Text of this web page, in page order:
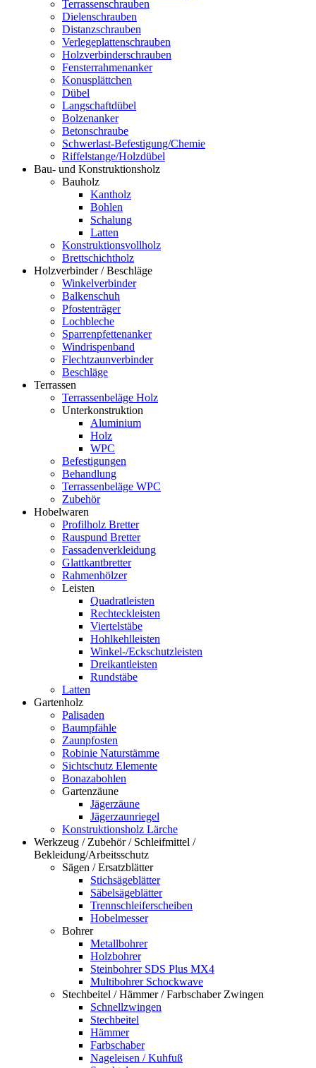
Terrassenschrauben
Dielenschrauben
Distanzschrauben
Verlegeplattenschrauben
Holzverbinderschrauben
Fensterrahmenanker
Konusplättchen
Dübel
Langschaftdübel
Bolzenanker
Betonschraube
Schwerlast-Befestigung/Chemie
Riffelstange/Holzdübel
Bau- und Konstruktionsholz
Bauholz
Kantholz
Bohlen
Schalung
Latten
Konstruktionsvollholz
Brettschichtholz
Holzverbinder / Beschläge
Winkelverbinder
Balkenschuh
Pfostenträger
Lochbleche
Sparrenpfettenanker
Windrispenband
Flechtzaunverbinder
Beschläge
Terrassen
Terrassenbeläge Holz
Unterkonstruktion
Aluminium
Holz
WPC
Befestigungen
Behandlung
Terrassenbeläge WPC
Zubehör
Hobelwaren
Profilholz Bretter
Rauspund Bretter
Fassadenverkleidung
Glattkantbretter
Rahmenhölzer
Leisten
Quadratleisten
Rechteckleisten
Viertelstäbe
Hohlkehlleisten
Winkel-/Eckschutzleisten
Dreikantleisten
Rundstäbe
Latten
Gartenholz
Palisaden
Baumpfähle
Zaunpfosten
Robinie Naturstämme
Sichtschutz Elemente
Bonazabohlen
Gartenzäune
Jägerzäune
Jägerzaunriegel
Konstruktionsholz Lärche
Werkzeug / Zubehör / Schleifmittel /
Bekleidung/Arbeitsschutz
Sägen / Ersatzblätter
Stichsägeblätter
Säbelsägeblätter
Trennschleiferscheiben
Hobelmesser
Bohrer
Metallbohrer
Holzbohrer
Steinbohrer SDS Plus MX4
Multibohrer Schockwave
Stechbeitel / Hämmer / Farbschaber Zwingen
Schnellzwingen
Stechbeitel
Hämmer
Farbschaber
Nageleisen / Kuhfuß